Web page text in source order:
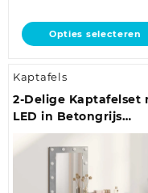
tot
Opties selecteren
Dit
product
meerdere
variaties.
Deze
optie
gekozen
worden
Kaptafels
2-Delige Kaptafelset
LED in Betongrijs
Gelaagd Hout